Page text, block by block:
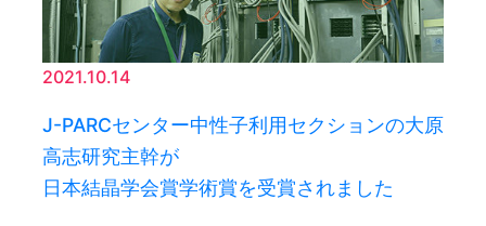
2021.10.14
J-PARCセンター中性子利用セクションの大原
高志研究主幹が
日本結晶学会賞学術賞を受賞されました